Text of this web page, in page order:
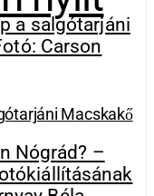
Macskakő